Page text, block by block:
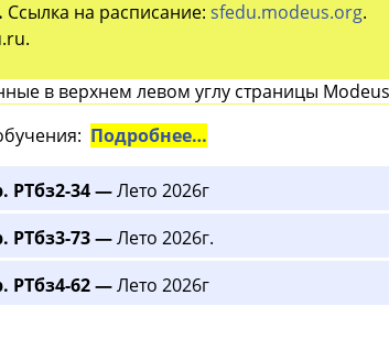
Ссылка на расписание: sfedu.modeus.org.
в верхнем левом углу страницы
Подробнее…
РТбз2-34 —Лето 2026г
РТбз3-73 —Лето 2026г.
РТбз4-62 —Лето 2026г